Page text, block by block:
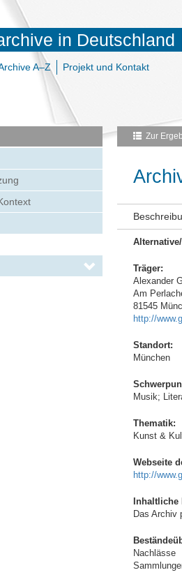
in Deutschland
A–Z Projekt und Kontakt
Zur
Träger:
Alexander
Am
81545
http://
Standort:
München
Musik;
Thematik:
Kunst &
Webseite
http://
Das Archiv
Nachlässe